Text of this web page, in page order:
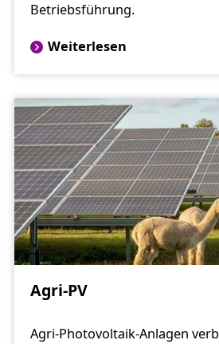
Betriebsführung.
Weiterlesen
Agri-PV
Agri-Photovoltaik-Anlagen